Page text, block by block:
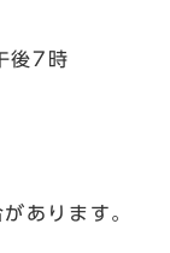
後7時
あります。